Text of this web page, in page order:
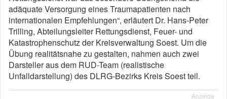
adäquate Versorgung eines Traumapatienten nach
internationalen Empfehlungen“, erläutert Dr. Hans-Peter
Trilling, Abteilungsleiter Rettungsdienst, Feuer- und
Katastrophenschutz der Kreisverwaltung Soest. Um die
Übung realitätsnahe zu gestalten, nahmen auch zwei
Darsteller aus dem RUD-Team (realistische
Unfalldarstellung) des DLRG-Bezirks Kreis Soest teil.
Anzeige